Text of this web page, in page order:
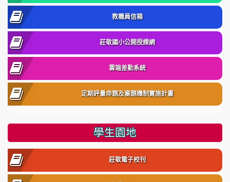
教職員信箱
莊敬國小公開授課網
雲端差勤系統
定期評量命題及審題機制實施計畫
學生園地
莊敬電子校刊